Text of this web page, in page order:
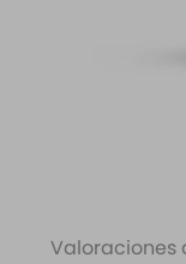
Valoraciones